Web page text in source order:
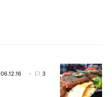
06.12.16
3